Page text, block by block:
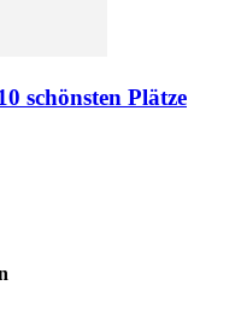
schönsten Plätze